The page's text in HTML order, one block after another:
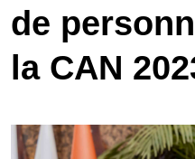
de
la CAN